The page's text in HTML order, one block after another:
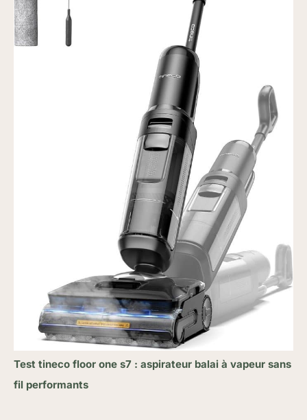
Test tineco floor one s7 : aspirateur balai à vapeur sans
fil performants